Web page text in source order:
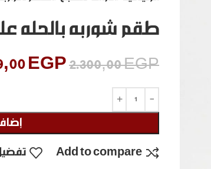
طقم شوربه بالحله
2.300,00EGP
EGP
Add to compare